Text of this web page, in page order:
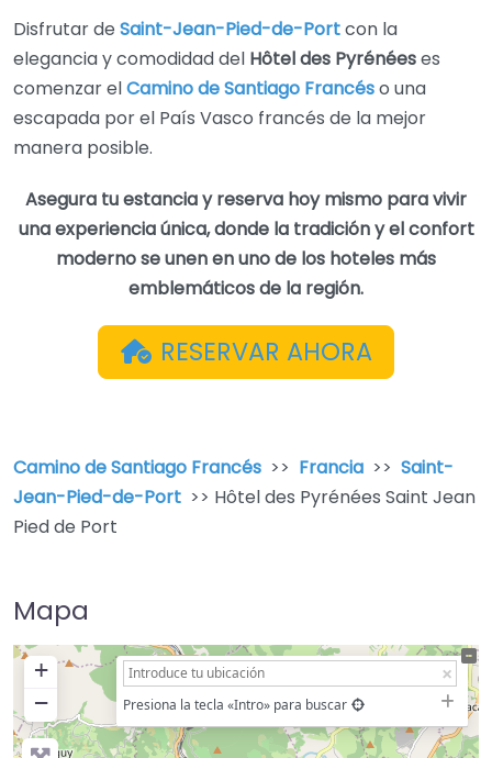
Disfrutar de Saint-Jean-Pied-de-Portcon la
elegancia y comodidad del Hôtel des Pyrénéeses
comenzar elCamino de Santiago Francéso una
escapada por el País Vasco francés de la mejor
manera posible.
Asegura tu estancia y reserva hoy mismo para vivir
una experiencia única, donde la tradición y el confort
moderno se unen en uno de los hoteles más
emblemáticos de la región.
RESERVAR AHORA
Camino de Santiago Francés >> Francia >> Saint-
Jean-Pied-de-Port >> Hôtel des Pyrénées Saint Jean
Pied de Port
Mapa
+
−
Presiona la tecla «Intro» para buscar